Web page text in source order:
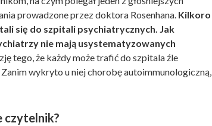
prowadzone przez doktora Rosenhana. Kilkoro
się do szpitali psychiatrycznych. Jak
nie mają usystematyzowanych
tego, że każdy może trafić do szpitala źle
wykryto u niej chorobę autoimmunologiczną,
czytelnik?